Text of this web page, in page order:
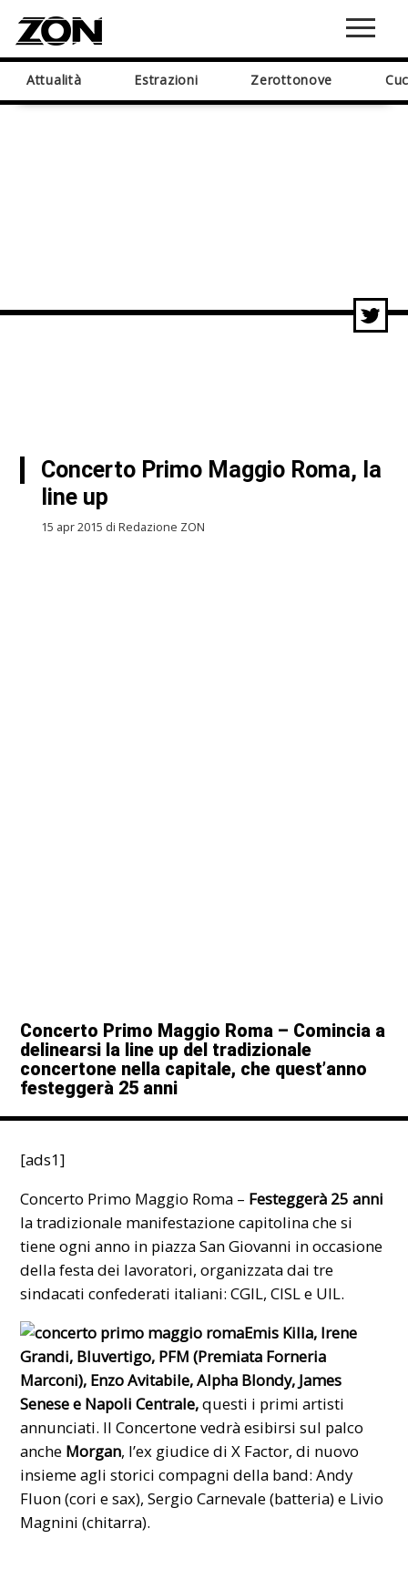
Attualità Estrazioni Zerottonove
Concerto Primo Maggio Roma, la
line up
15 apr 2015 di Redazione ZON
Concerto Primo Maggio Roma – Comincia a
delinearsi la line up del tradizionale
concertone nella capitale, che quest’anno
festeggerà 25 anni
[ads1]
Concerto Primo Maggio Roma – Festeggerà 25 anni
la tradizionale manifestazione capitolina che si
tiene ogni anno in piazza San Giovanni in occasione
della festa dei lavoratori, organizzata dai tre
sindacati confederati italiani: CGIL, CISL e UIL.
Emis Killa, Irene
Grandi, Bluvertigo, PFM (Premiata Forneria
Marconi), Enzo Avitabile, Alpha Blondy, James
Senese e Napoli Centrale,questi i primi artisti
annunciati. Il Concertone vedrà esibirsi sul palco
anche Morgan, l’ex giudice di X Factor, di nuovo
insieme agli storici compagni della band: Andy
Fluon (cori e sax), Sergio Carnevale (batteria) e Livio
Magnini (chitarra).